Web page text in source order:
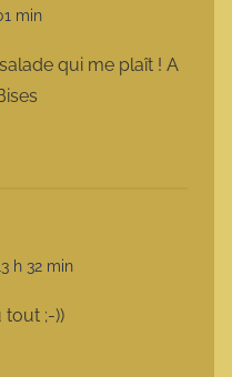
min
qui me plaît ! A
h 32 min
tout ;-))